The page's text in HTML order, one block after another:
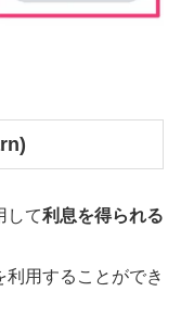
して利息を得られる
用することができ